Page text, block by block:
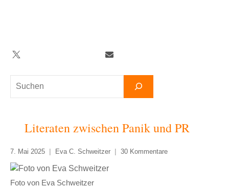
Suchen
Twitter TelegramNewsletter
Literaten zwischen Panik und PR
7. Mai 2025 Eva C. Schweitzer 30 Kommentare
Foto von Eva Schweitzer